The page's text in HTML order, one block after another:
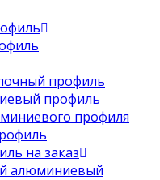
профиль
профиль
профиля
на заказ
алюминиевый